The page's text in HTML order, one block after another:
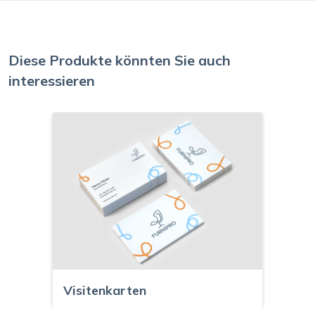
Diese Produkte könnten Sie auch
interessieren
Visitenkarten